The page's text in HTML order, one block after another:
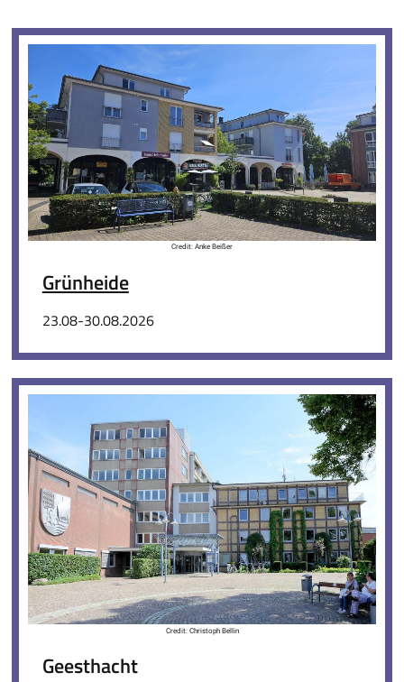
Credit: Anke Beißer
Grünheide
23.08-30.08.2026
Credit: Christoph Bellin
Geesthacht